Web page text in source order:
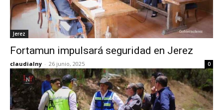
Jerez
Fortamun impulsará seguridad en Jerez
claudialny - 26 junio, 2025 0